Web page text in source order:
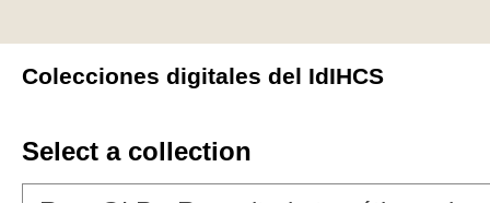
Colecciones digitales del IdIHCS
Select a collection